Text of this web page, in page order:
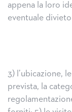
appena la loro
eventuale
3) l’ubicazione,
prevista, la